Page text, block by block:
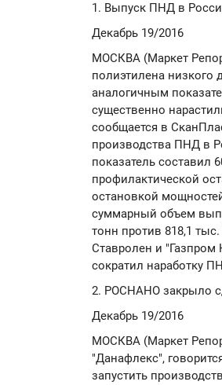
1. Выпуск ПНД в
Декабрь 19/2016
МОСКВА (Маркет
полиэтилена
аналогичным
существенно
сообщается в
производства ПНД в
показатель составил
профилактической
остановкой
суммарный объем
тонн против 818,1
Ставролен и "Газпром
сократил наработку
2. РОСНАНО закрыло
Декабрь 19/2016
МОСКВА (Маркет
"Данафлекс",
запустить